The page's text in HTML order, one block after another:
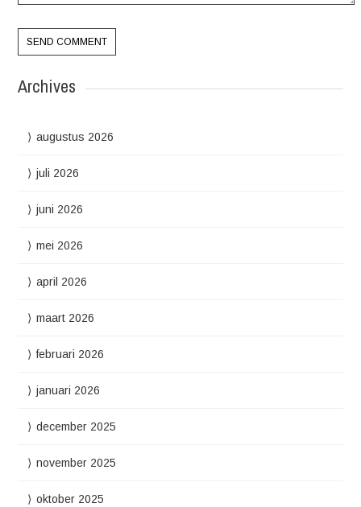
Archives
augustus 2026
juli 2026
juni 2026
mei 2026
april 2026
maart 2026
februari 2026
januari 2026
december 2025
november 2025
oktober 2025